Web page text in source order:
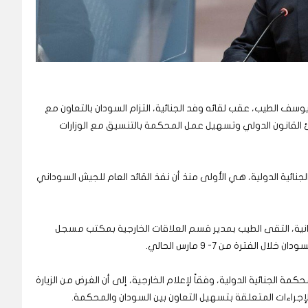
الطيب، عقب لقائه وفد الجنائية، التزام السودان بالتعاون مع
القانون الدولي وتسهيل عمل المحكمة بالتنسيق مع الوزارات
الدولية، هي الأولى منذ أن نفذ القائد العام للجيش السوداني
التقى الطيب بمدير قسم العلاقات الخارجية بمكتب مسجل
الفترة من 7- 9 مارس الحالي.
الدولية، وفقاً لإعلام الخارجية، إلى أن الغرض من الزيارة
المتعلقة بتسهيل التعاون بين السودان والمحكمة.